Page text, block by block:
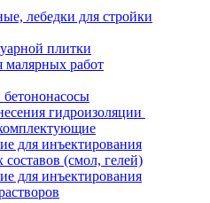
лебедки для стройки
плитки
малярных работ
бетононасосы
гидроизоляции
для инъектирования
(смол, гелей)
для инъектирования